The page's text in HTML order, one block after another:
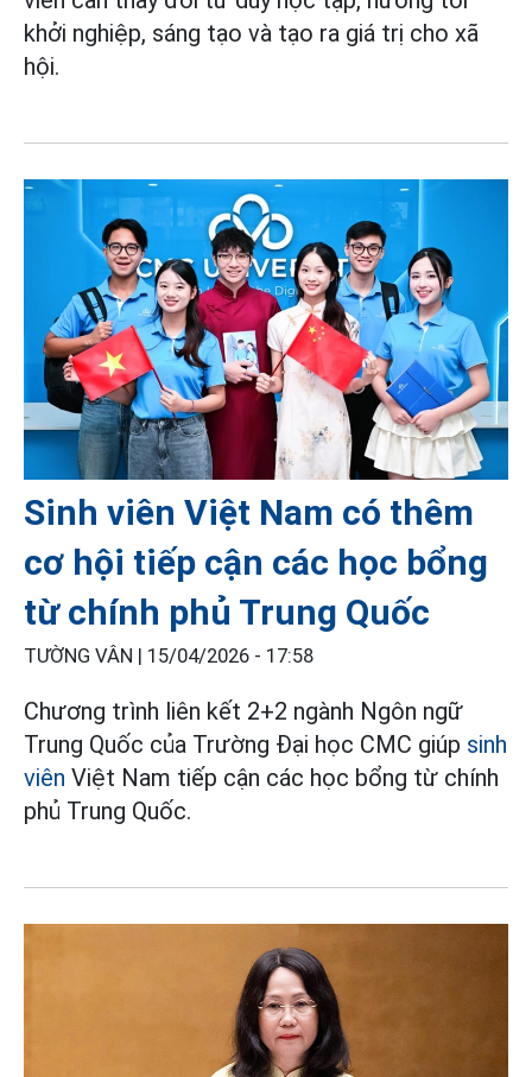
khởi nghiệp, sáng tạo và tạo ra giá trị cho xã
hội.
Sinh viên Việt Nam có thêm
cơ hội tiếp cận các học bổng
từ chính phủ Trung Quốc
TƯỜNG VÂN | 15/04/2026 - 17:58
Chương trình liên kết 2+2 ngành Ngôn ngữ
Trung Quốc của Trường Đại học CMC giúp sinh
viên Việt Nam tiếp cận các học bổng từ chính
phủ Trung Quốc.